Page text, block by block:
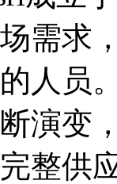
需求
人员
演变
整供